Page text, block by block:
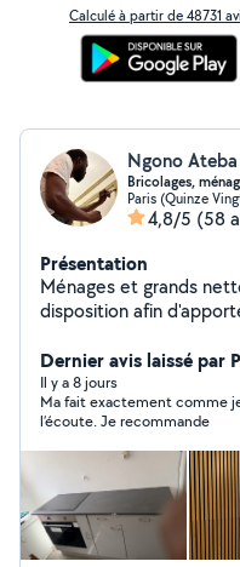
Calculé à partir de 48731
Ngono Ateba
Bricolages,
Paris (Quinze
4,8/5 (58
Présentation
Ménages et grands
disposition afin
concerne mes services
électrique ( luminaire ,
Rénovation Salle de bain,
installation des plaques
meubles, -Fixation
rideau......) -
moulure......) En qualité de ménages j'effectue : - le
nettoyage de fin de chantier - Ménage
Airbnb. - Nettoyage
Dernier avis laissé par
Il y a 8 jours
Ma fait exactement comme
l’écoute. Je recommande